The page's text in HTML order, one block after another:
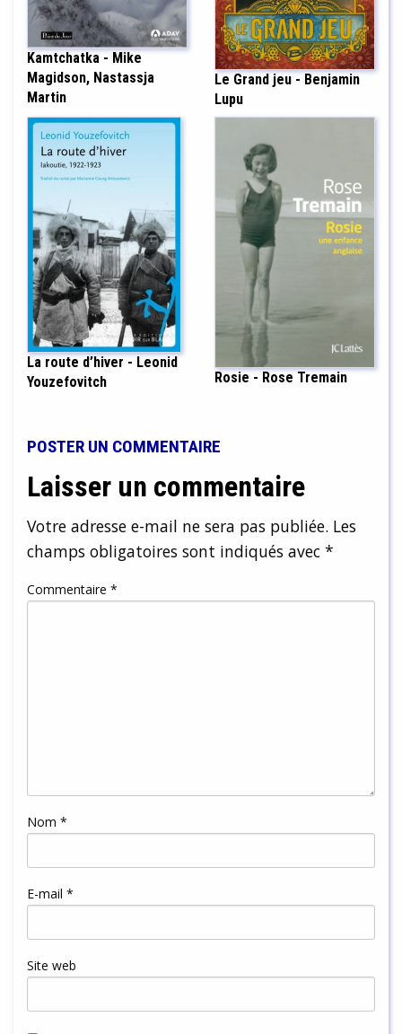
Kamtchatka - Mike
Magidson, Nastassja
Martin
Le Grand jeu - Benjamin
Lupu
La route d’hiver - Leonid
Youzefovitch
Rosie - Rose Tremain
POSTER UN COMMENTAIRE
Laisser un commentaire
Votre adresse e-mail ne sera pas publiée. Les
champs obligatoires sont indiqués avec *
Commentaire *
Nom *
E-mail *
Site web